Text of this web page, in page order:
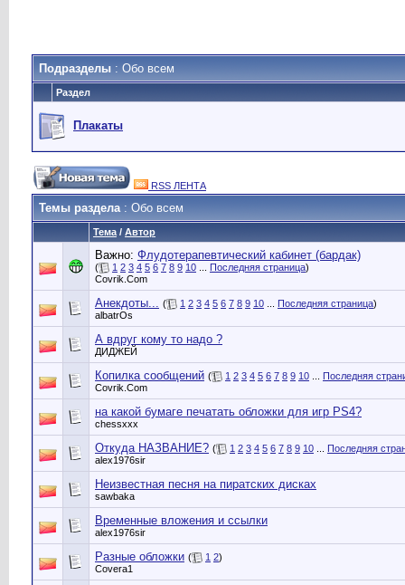
Подразделы : Обо всем
Раздел
Плакаты
RSS ЛЕНТА
Темы раздела: Обо всем
Тема / Автор
Важно: Флудотерапевтический кабинет (бардак)
( 1 2 3 4 5 6 7 8 9 10 Последняя страница)
Сovrik.Com
Анекдоты... ( 1 2 3 4 5 6 7 8 9 10 Последняя страница)
albatrOs
А вдруг кому то надо ?
ДИДЖЕЙ
Копилка сообщений ( 1 2 3 4 5 6 7 8 9 10
Последняя
Сovrik.Com
на какой бумаге печатать обложки для игр PS4?
chessxxx
Откуда НАЗВАНИЕ? ( 1 2 3 4 5 6 7 8 9 10
Последняя
alex1976sir
Неизвестная песня на пиратских дисках
sawbaka
Временные вложения и ссылки
alex1976sir
Разные обложки ( 1 2)
Covera1